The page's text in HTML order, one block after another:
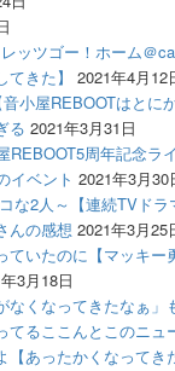
ッツゴー！ホーム＠
きた】
2021年4月12
小屋REBOOTはとに
る 2021年3月31日
REBOOT5周年記念ラ
イベント 2021年3月30
な2人～【連続TVド
んの感想 2021年3月25
ていたのに【マッキー
3月18日
なくなってきたなぁ
てるここんとこのニュ
あったかくなってき